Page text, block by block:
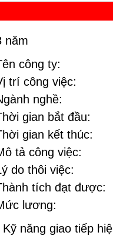
năm
công ty:
trí công việc:
nghề:
gian bắt đầu:
gian kết thúc:
tả công việc:
do thôi việc:
tích đạt được:
lương:
Kỹ năng giao tiếp